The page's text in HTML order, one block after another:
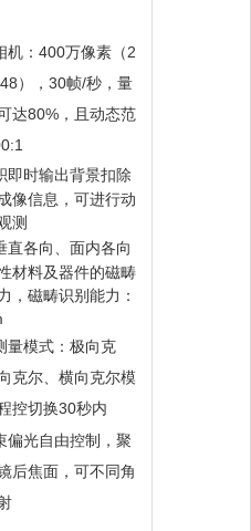
机： 400万像素（ 2
）， 30帧/秒，量
达80% ，且动态范
:1
即时输出背景扣除
像信息，可进行动
测
直各向、面内各向
材料及器件的磁畴
，磁畴识别能力：
量模式：极向克
克尔、横向克尔模
控切换30秒内
偏光自由控制，聚
后焦面，可不同角